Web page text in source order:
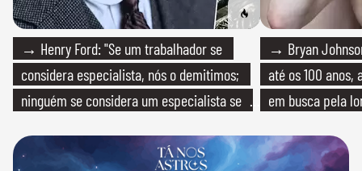
→ Henry Ford: "Se um trabalhador se
considera especialista, nós o demitimos;
ninguém se considera um especialista se
→ Bryan
até os 100
em busca pela